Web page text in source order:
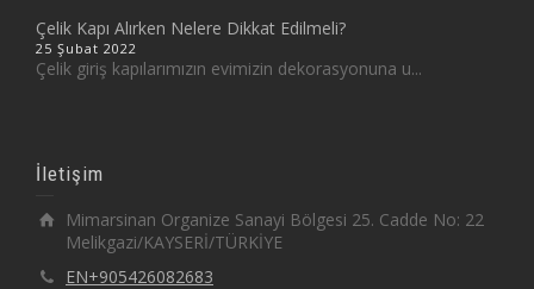
Çelik Kapı Alırken Nelere Dikkat Edilmeli?
25 Şubat 2022
Çelik giriş kapılarımızın evimizin dekorasyonuna u...
İletişim
Mimarsinan Organize Sanayi Bölgesi 25. Cadde No: 22
Melikgazi/KAYSERİ/TÜRKİYE
EN+905426082683